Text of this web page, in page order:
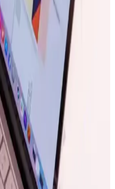
bağlantılarındaki
sorunları, cihazın
açıyor. Yazılım
Yeni
Beklentileri
entegre ederek sesli
getiriyor. Bu
hedefliyor ancak bazı
Güncellenme
Hakkında Detaylar